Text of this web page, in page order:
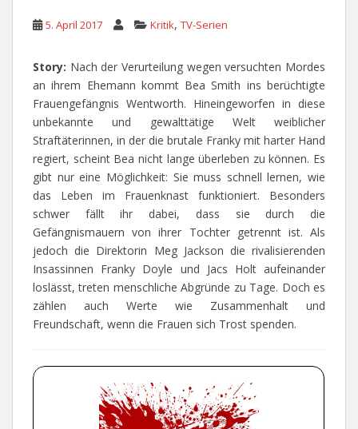
5. April 2017 Kritik, TV-Serien
Story: Nach der Verurteilung wegen versuchten Mordes
an ihrem Ehemann kommt Bea Smith ins berüchtigte
Frauengefängnis Wentworth. Hineingeworfen in diese
unbekannte und gewalttätige Welt weiblicher
Straftäterinnen, in der die brutale Franky mit harter Hand
regiert, scheint Bea nicht lange überleben zu können. Es
gibt nur eine Möglichkeit: Sie muss schnell lernen, wie
das Leben im Frauenknast funktioniert. Besonders
schwer fällt ihr dabei, dass sie durch die
Gefängnismauern von ihrer Tochter getrennt ist. Als
jedoch die Direktorin Meg Jackson die rivalisierenden
Insassinnen Franky Doyle und Jacs Holt aufeinander
loslässt, treten menschliche Abgründe zu Tage. Doch es
zählen auch Werte wie Zusammenhalt und
Freundschaft, wenn die Frauen sich Trost spenden.